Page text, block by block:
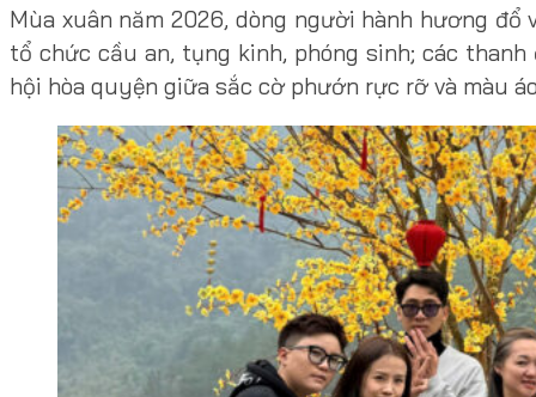
Mùa xuân năm 2026, dòng người hành hương
tổ chức cầu an, tụng kinh, phóng sinh; các
hội hòa quyện giữa sắc cờ phướn rực rỡ và màu